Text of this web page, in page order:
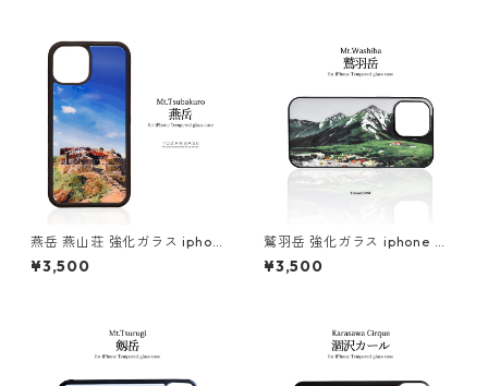
燕岳 燕山荘 強化ガラス iphon
e スマホケース スマホカバー
アウトドア 山小屋 登山 山 北
¥3,500
鷲羽岳 強化ガラス iphone ス
マホケース スマホカバーアウ
トドア 登山 山
¥3,500